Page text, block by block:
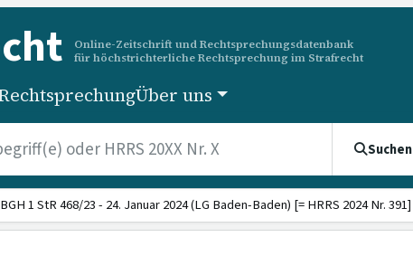
Online-Zeitschrift und Rechtsprechungsdatenbank
für höchstrichterliche Rechtsprechung im Strafrecht
Über uns
Suchen
BGH 1 StR 468/23 - 24. Januar 2024 (LG Baden-Baden) [= HRRS 2024 Nr. 391]